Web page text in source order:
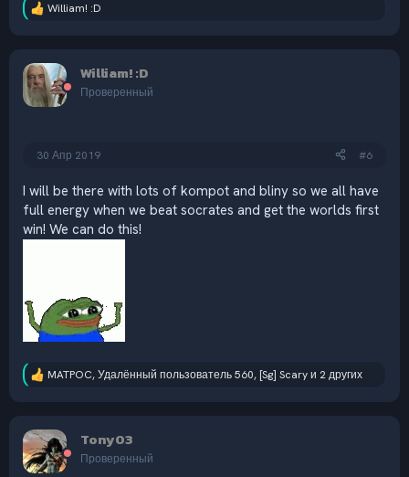
Р
ц
и
и
William! :D
William! :D
Проверенный
30 Апр 2019 #6
I will be there with lots of kompot and bliny so we all have
full energy when we beat socrates and get the worlds first
win! We can do this!
Р
ц
и
и
MATPOC,Удалённый пользователь 560, [Sg] Scaryи 2 других
Tony03
Проверенный